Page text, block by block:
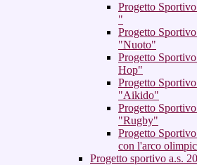
Progetto
"
Progetto
"Nuoto"
Progetto
Hop"
Progetto
"Aikido"
Progetto
"Rugby"
Progetto
con l'arco
Progetto sportivo a.s.